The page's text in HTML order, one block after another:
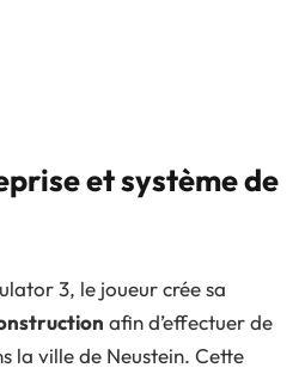
et système de
3, le joueur crée sa
afin d’effectuer de
la ville de Neustein. Cette